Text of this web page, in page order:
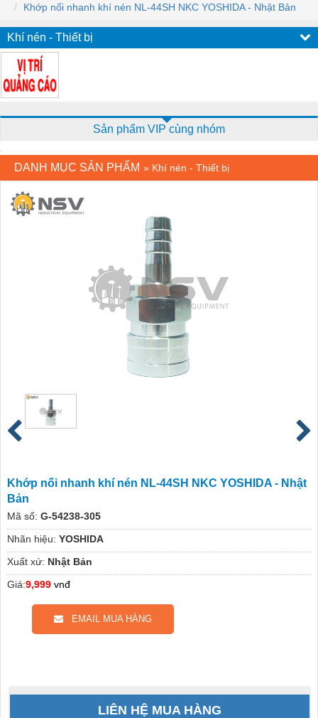
Khớp nối nhanh khí nén NL-44SH NKC YOSHIDA - Nhật Bản
Khí nén - Thiết bị
Sản phẩm VIP cùng nhóm
DANH MỤC SẢN PHẨM » Khí nén - Thiết bị
Khớp nối nhanh khí nén NL-44SH NKC YOSHIDA - Nhật
Bản
Mã số: G-54238-305
Nhãn hiệu: YOSHIDA
Xuất xứ: Nhật Bản
Giá:9,999 vnđ
EMAIL MUA HÀNG
LIÊN HỆ MUA HÀNG